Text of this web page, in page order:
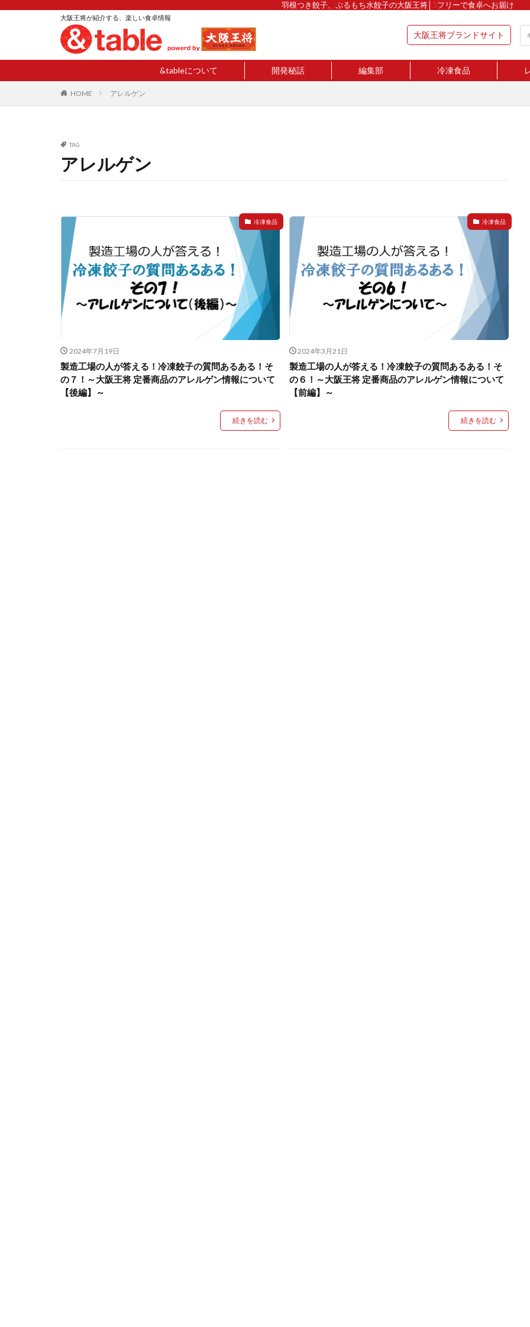
羽根つき餃子、ぷるもち水餃子の大阪王将│5フリーで食卓へお届け
大阪王将が紹介する、楽しい食卓情報
大阪王将ブランドサイト
&tableについて 開発秘話 編集部 冷凍食品
HOME アレルゲン
TAG
アレルゲン
冷凍食品
2024年7月19日
製造工場の人が答える！冷凍餃子の質問あるある！そ
の７！～大阪王将 定番商品のアレルゲン情報について
【後編】～
続きを読む
冷凍食品
2024年3月21日
製造工場の人が答える！冷凍餃子の質問あるある！そ
の６！～大阪王将 定番商品のアレルゲン情報について
【前編】～
続きを読む